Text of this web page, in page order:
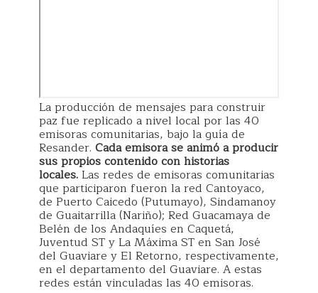
La producción de mensajes para construir
paz fue replicado a nivel local por las 40
emisoras comunitarias, bajo la guía de
Resander. Cada emisora se animó a producir
sus propios contenido con historias
locales.Las redes de emisoras comunitarias
que participaron fueron la red Cantoyaco,
de Puerto Caicedo (Putumayo), Sindamanoy
de Guaitarrilla (Nariño); Red Guacamaya de
Belén de los Andaquíes en Caquetá,
Juventud ST y La Máxima ST en San José
del Guaviare y El Retorno, respectivamente,
en el departamento del Guaviare. A estas
redes están vinculadas las 40 emisoras.